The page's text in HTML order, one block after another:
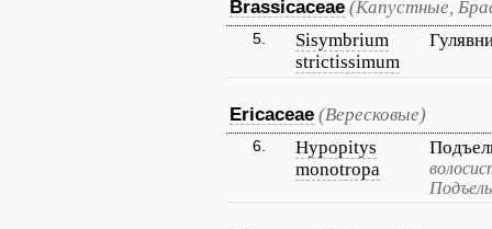
Brassicaceae (Капустные,
5.
Sisymbrium
strictissimum
Ericaceae (Вересковые)
6.
Hypopitys
monotropa